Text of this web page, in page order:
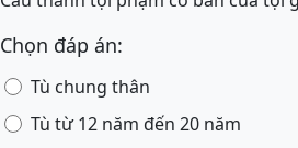
Chọn đáp án:
Tù chung thân
Tù từ 12 năm đến 20 năm